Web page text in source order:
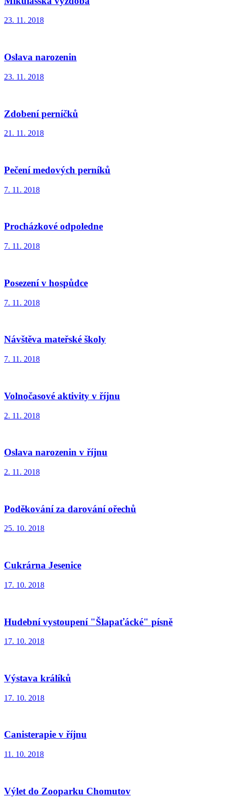
23. 11. 2018
Oslava narozenin
23. 11. 2018
Zdobení perníčků
21. 11. 2018
Pečení medových perníků
7. 11. 2018
Procházkové odpoledne
7. 11. 2018
Posezení v hospůdce
7. 11. 2018
Návštěva mateřské školy
7. 11. 2018
Volnočasové aktivity v říjnu
2. 11. 2018
Oslava narozenin v říjnu
2. 11. 2018
Poděkování za darování ořechů
25. 10. 2018
Cukrárna Jesenice
17. 10. 2018
Hudební vystoupení "Šlapaťácké" písně
17. 10. 2018
Výstava králíků
17. 10. 2018
Canisterapie v říjnu
11. 10. 2018
Výlet do Zooparku Chomutov